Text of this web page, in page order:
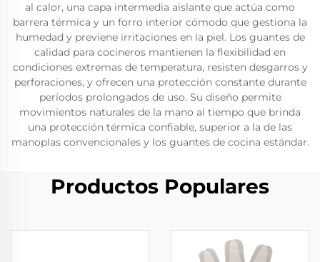
al calor, una capa intermedia aislante que actúa como
barrera térmica y un forro interior cómodo que gestiona la
humedad y previene irritaciones en la piel. Los guantes de
calidad para cocineros mantienen la flexibilidad en
condiciones extremas de temperatura, resisten desgarros y
perforaciones, y ofrecen una protección constante durante
períodos prolongados de uso. Su diseño permite
movimientos naturales de la mano al tiempo que brinda
una protección térmica confiable, superior a la de las
manoplas convencionales y los guantes de cocina estándar.
Productos Populares